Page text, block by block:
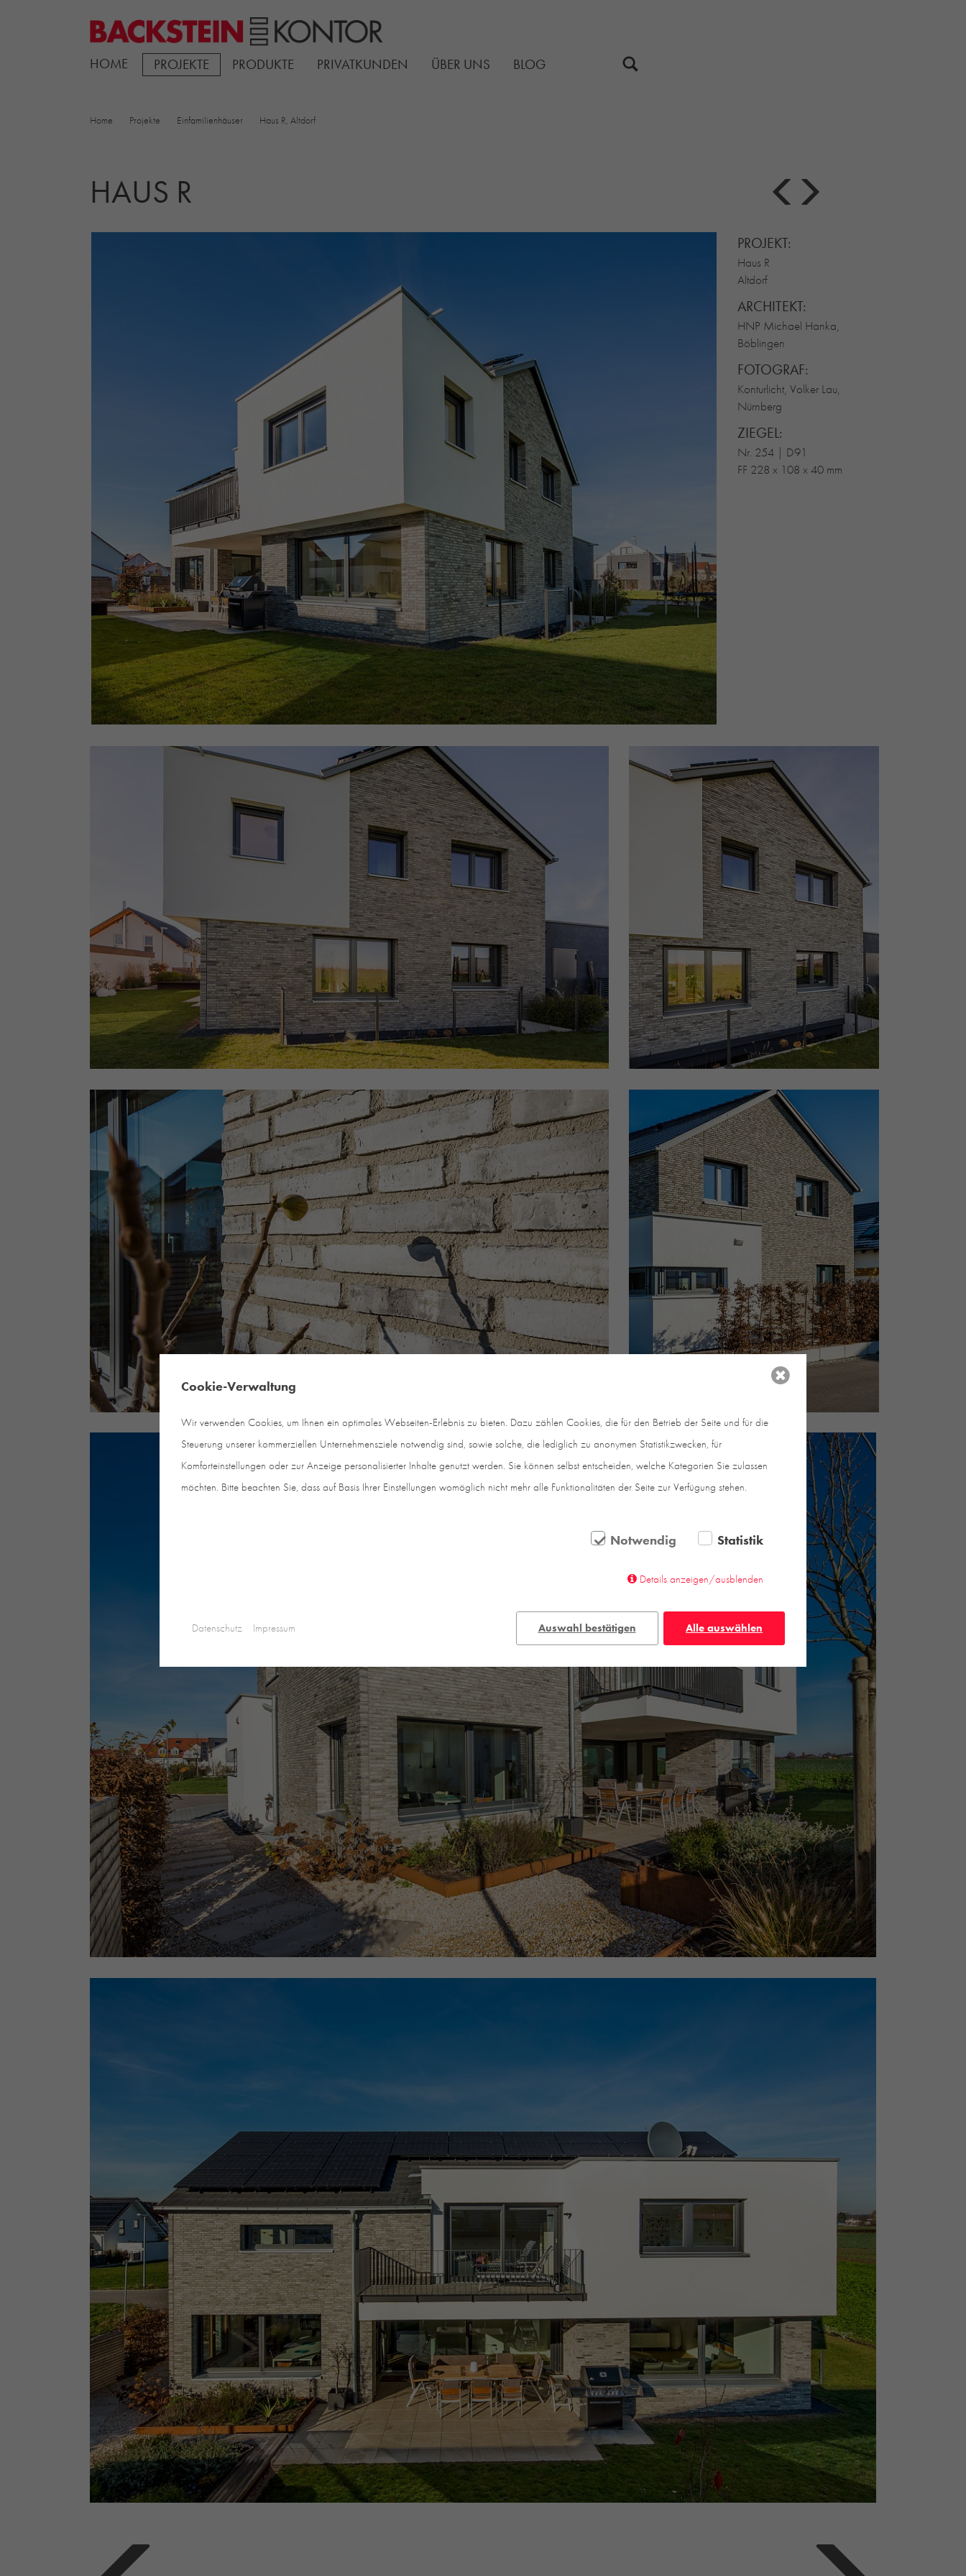
HOME PROJEKTE PRODUKTE PRIVATKUNDEN ÜBER UNS BLOG
Home Projekte Einfamilienhäuser Haus R, Altdorf
HAUS R
PROJEKT:
Haus R
Altdorf
ARCHITEKT:
HNP Michael Hanka,
Böblingen
FOTOGRAF:
Konturlicht, Volker Lau,
Nürnberg
ZIEGEL:
Nr. 254 | D91
FF 228 x 108 x 40 mm
Cookie-Verwaltung
Wir verwenden Cookies, um Ihnen ein optimales Webseiten-Erlebnis zu bieten. Dazu zählen Cookies, die für den Betrieb der Seite und für die
Steuerung unserer kommerziellen Unternehmensziele notwendig sind, sowie solche, die lediglich zu anonymen Statistikzwecken, für
Komforteinstellungen oder zur Anzeige personalisierter Inhalte genutzt werden. Sie können selbst entscheiden, welche Kategorien Sie zulassen
möchten. Bitte beachten Sie, dass auf Basis Ihrer Einstellungen womöglich nicht mehr alle Funktionalitäten der Seite zur Verfügung stehen.
Notwendig Statistik
Details anzeigen/ausblenden
Auswahl bestätigen Alle auswählen
Datenschutz Impressum